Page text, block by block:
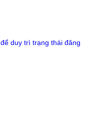
duy trì trạng thái đăng